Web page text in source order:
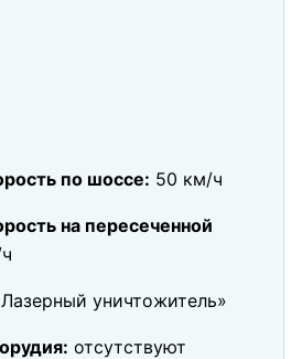
по шоссе: 50 км/ч
на пересеченной
уничтожитель»
отсутствуют